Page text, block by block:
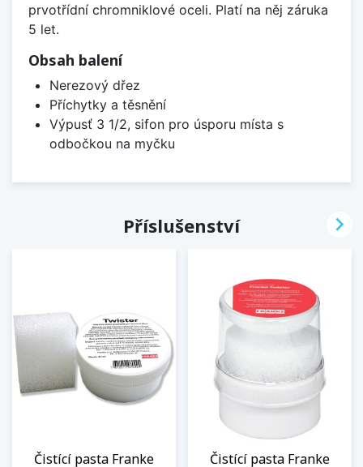
prvotřídní chromniklové oceli. Platí na něj záruka
5 let.
Obsah balení
Nerezový dřez
Příchytky a těsnění
Výpusť 3 1/2, sifon pro úsporu místa s
odbočkou na myčku
Příslušenství
Čistící pasta Franke
Čistící pasta Franke
